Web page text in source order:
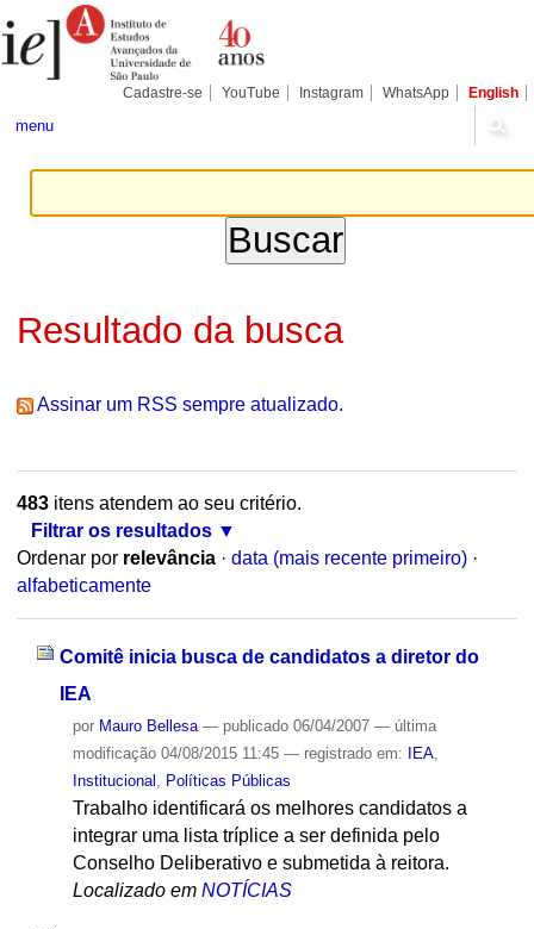
para
conteúdo.
Pessoais
Cadastre-se YouTube Instagram WhatsApp English
menu
Resultado da busca
Assinar um RSS sempre atualizado.
483itens atendem ao seu critério.
Filtrar os resultados
Ordenar por relevância · data (mais recente primeiro) ·
alfabeticamente
Comitê inicia busca de candidatos a diretor do
IEA
por Mauro Bellesa — publicado06/04/2007 — última
modificação04/08/2015 11:45 — registrado em: IEA,
Institucional
Políticas Públicas
Trabalho identificará os melhores candidatos a
integrar uma lista tríplice a ser definida pelo
Conselho Deliberativo e submetida à reitora.
Localizado em NOTÍCIAS